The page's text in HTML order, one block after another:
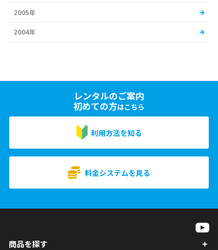
2005年
2004年
レンタルのご案内
初めての方はこちら
利用方法を知る
料金システムを見る
商品を探す